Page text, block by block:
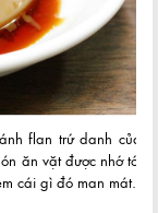
flan trứ danh của
ăn vặt được nhớ tới
cái gì đó man mát.